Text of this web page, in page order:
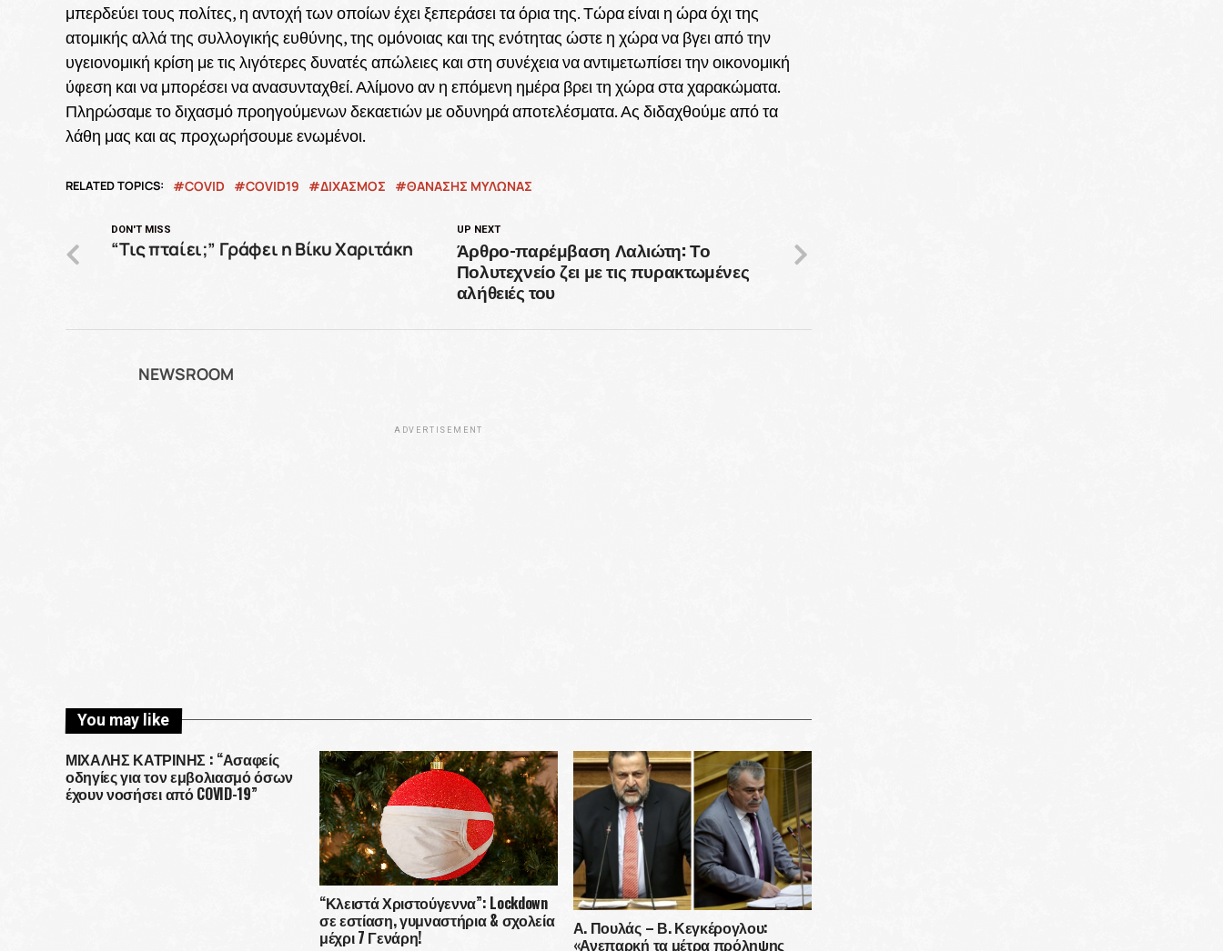
μπερδεύει τους πολίτες, η αντοχή των οποίων έχει ξεπεράσει τα όρια της. Τώρα είναι η ώρα όχι της
ατομικής αλλά της συλλογικής ευθύνης, της ομόνοιας και της ενότητας ώστε η χώρα να βγει από την
υγειονομική κρίση με τις λιγότερες δυνατές απώλειες και στη συνέχεια να αντιμετωπίσει την οικονομική
ύφεση και να μπορέσει να ανασυνταχθεί. Αλίμονο αν η επόμενη ημέρα βρει τη χώρα στα χαρακώματα.
Πληρώσαμε το διχασμό προηγούμενων δεκαετιών με οδυνηρά αποτελέσματα. Ας διδαχθούμε από τα
λάθη μας και ας προχωρήσουμε ενωμένοι.
RELATED TOPICS: COVID COVID19 ΔΙΧΑΣΜΟΣ ΘΑΝΑΣΗΣ ΜΥΛΩΝΑΣ
UP NEXT
Άρθρο-παρέμβαση Λαλιώτη: Το
Πολυτεχνείο ζει με τις πυρακτωμένες
αλήθειές του
DON'T MISS
“Tις πταίει;” Γράφει η Βίκυ Χαριτάκη
NEWSROOM
ADVERTISEMENT
You may like
ΜΙΧΑΛΗΣ ΚΑΤΡΙΝΗΣ : “Ασαφείς
οδηγίες για τον εμβολιασμό όσων
έχουν νοσήσει από COVID-19”
“Κλειστά Χριστούγεννα”: Lockdown
σε εστίαση, γυμναστήρια & σχολεία
μέχρι 7 Γενάρη! Α. Πουλάς – Β. Κεγκέρογλου:
«Ανεπαρκή τα μέτρα πρόληψης